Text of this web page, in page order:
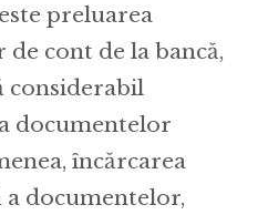
preluarea
cont de la bancă,
considerabil
documentelor
încărcarea
documentelor,